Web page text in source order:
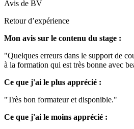
Avis de BV
Retour d’expérience
Mon avis sur le contenu du stage :
"Quelques erreurs dans le support de
à la formation qui est très bonne avec
Ce que j'ai le plus apprécié :
"Très bon formateur et disponible."
Ce que j'ai le moins apprécié :